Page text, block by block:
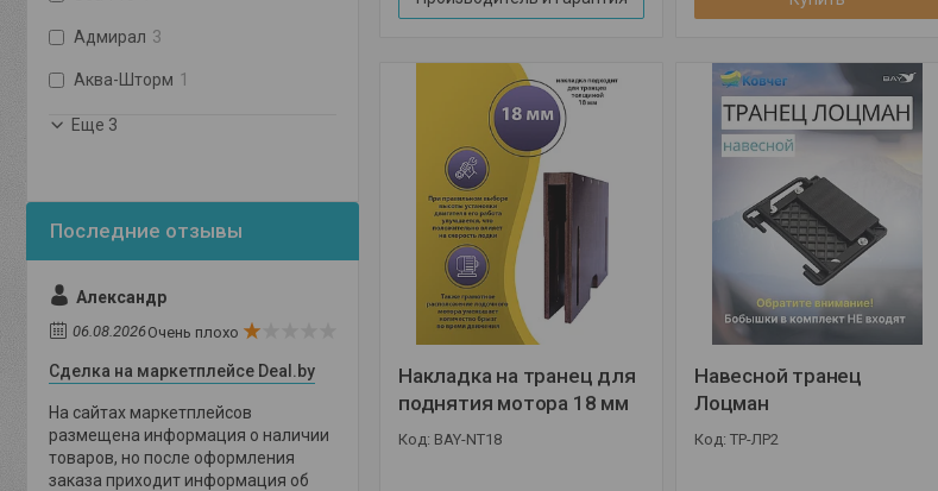
Накладка на транец для
поднятия мотора 18 мм
BAY-NT18
Навесной транец
Лоцман
ТР-ЛР2
Адмирал 3
Аква-Шторм 1
Еще 3
Александр
06.08.2026Очень плохо
Сделка на маркетплейсе Deal.by
На сайтах маркетплейсов
размещена информация о наличии
товаров, но после оформления
заказа приходит информация об